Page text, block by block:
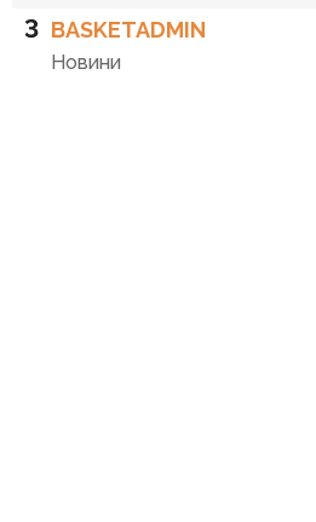
3 BASKETADMIN
Новини